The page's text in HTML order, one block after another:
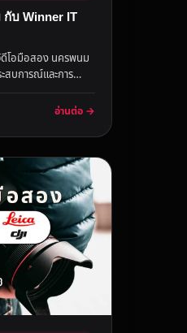
บ Winner IT
โอมือสอง นครพนม
สบการณ์และการ
อ่านต่อ →